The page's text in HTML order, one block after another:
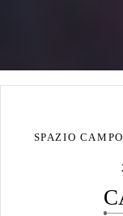
SPAZIO